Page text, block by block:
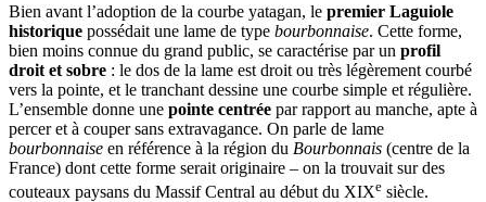
Bien avant l’adoption de la courbe yatagan, le premier Laguiole
historique possédait une lame de type bourbonnaise. Cette forme,
bien moins connue du grand public, se caractérise par un profil
droit et sobre : le dos de la lame est droit ou très légèrement courbé
vers la pointe, et le tranchant dessine une courbe simple et régulière.
L’ensemble donne une pointe centrée par rapport au manche, apte à
percer et à couper sans extravagance. On parle de lame
bourbonnaise en référence à la région du Bourbonnais (centre de la
France) dont cette forme serait originaire – on la trouvait sur des
couteaux paysans du Massif Central au début du XIXe siècle.